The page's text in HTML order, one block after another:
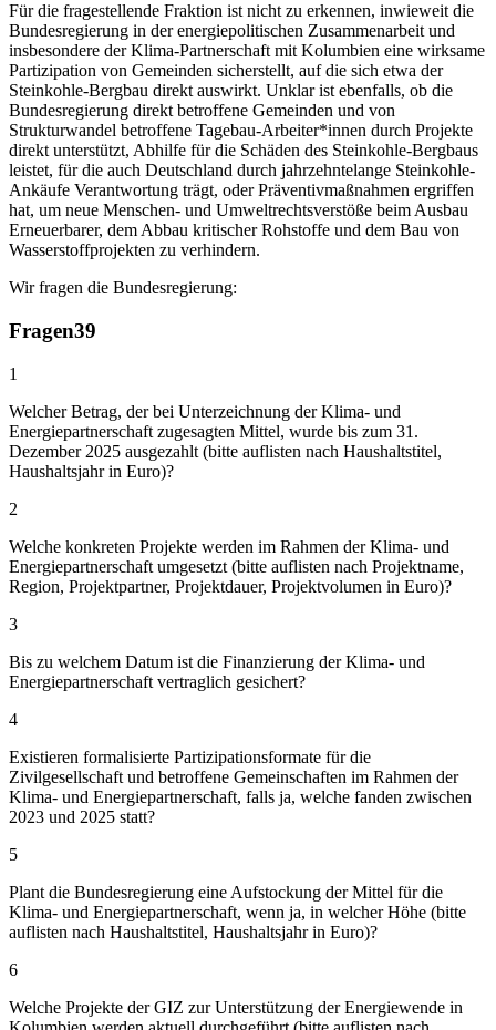
Für die fragestellende Fraktion ist nicht zu erkennen, inwieweit die
Bundesregierung in der energiepolitischen Zusammenarbeit und
insbesondere der Klima-Partnerschaft mit Kolumbien eine wirksame
Partizipation von Gemeinden sicherstellt, auf die sich etwa der
Steinkohle-Bergbau direkt auswirkt. Unklar ist ebenfalls, ob die
Bundesregierung direkt betroffene Gemeinden und von
Strukturwandel betroffene Tagebau-Arbeiter*innen durch Projekte
direkt unterstützt, Abhilfe für die Schäden des Steinkohle-Bergbaus
leistet, für die auch Deutschland durch jahrzehntelange Steinkohle-
Ankäufe Verantwortung trägt, oder Präventivmaßnahmen ergriffen
hat, um neue Menschen- und Umweltrechtsverstöße beim Ausbau
Erneuerbarer, dem Abbau kritischer Rohstoffe und dem Bau von
Wasserstoffprojekten zu verhindern.
Wir fragen die Bundesregierung:
Fragen39
1
Welcher Betrag, der bei Unterzeichnung der Klima- und
Energiepartnerschaft zugesagten Mittel, wurde bis zum 31.
Dezember 2025 ausgezahlt (bitte auflisten nach Haushaltstitel,
Haushaltsjahr in Euro)?
2
Welche konkreten Projekte werden im Rahmen der Klima- und
Energiepartnerschaft umgesetzt (bitte auflisten nach Projektname,
Region, Projektpartner, Projektdauer, Projektvolumen in Euro)?
3
Bis zu welchem Datum ist die Finanzierung der Klima- und
Energiepartnerschaft vertraglich gesichert?
4
Existieren formalisierte Partizipationsformate für die
Zivilgesellschaft und betroffene Gemeinschaften im Rahmen der
Klima- und Energiepartnerschaft, falls ja, welche fanden zwischen
2023 und 2025 statt?
5
Plant die Bundesregierung eine Aufstockung der Mittel für die
Klima- und Energiepartnerschaft, wenn ja, in welcher Höhe (bitte
auflisten nach Haushaltstitel, Haushaltsjahr in Euro)?
6
Welche Projekte der GIZ zur Unterstützung der Energiewende in